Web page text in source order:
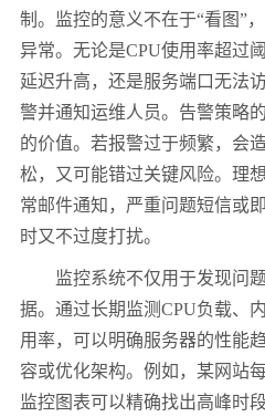
制。监控的意义不在于“看图”
异常。无论是CPU使用率超过
延迟升高，还是服务端口无法
警并通知运维人员。告警策略
的价值。若报警过于频繁，会
松，又可能错过关键风险。理
常邮件通知，严重问题短信或
时又不过度打扰。
监控系统不仅用于发现问题
据。通过长期监测CPU负载、
用率，可以明确服务器的性能
容或优化架构。例如，某网站
监控图表可以精确找出高峰时